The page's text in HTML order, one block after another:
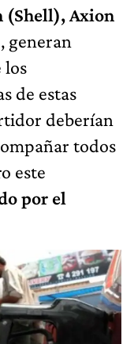
(Shell), Axion
, generan
los
de estas
deberían
todos
este
por el